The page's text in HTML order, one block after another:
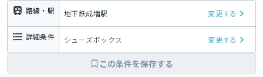
路線・駅 地下鉄成増駅 変更する
詳細条件 シューズボックス 変更する
この条件を保存する